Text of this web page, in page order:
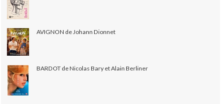
AVIGNON de Johann Dionnet
BARDOT de Nicolas Bary et Alain Berliner